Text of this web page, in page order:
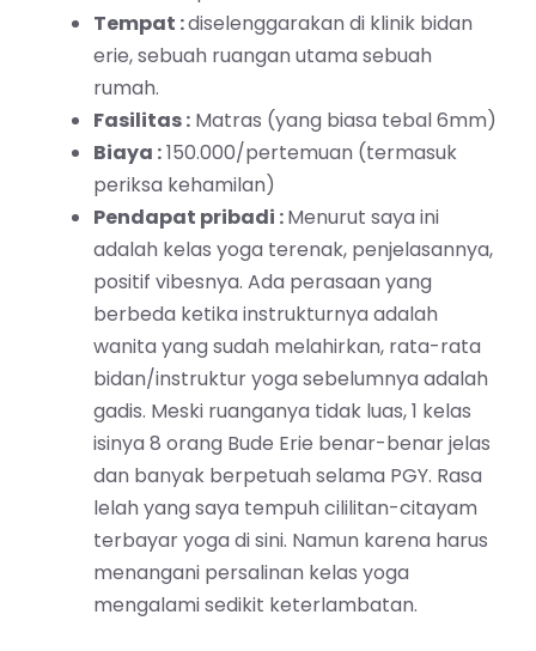
Tempat :diselenggarakan di klinik bidan
erie, sebuah ruangan utama sebuah
rumah.
Fasilitas : Matras (yang biasa tebal 6mm)
Biaya :150.000/pertemuan (termasuk
periksa kehamilan)
Pendapat pribadi :Menurut saya ini
adalah kelas yoga terenak, penjelasannya,
positif vibesnya. Ada perasaan yang
berbeda ketika instrukturnya adalah
wanita yang sudah melahirkan, rata-rata
bidan/instruktur yoga sebelumnya adalah
gadis. Meski ruanganya tidak luas, 1 kelas
isinya 8 orang Bude Erie benar-benar jelas
dan banyak berpetuah selama PGY. Rasa
lelah yang saya tempuh cililitan-citayam
terbayar yoga di sini. Namun karena harus
menangani persalinan kelas yoga
mengalami sedikit keterlambatan.